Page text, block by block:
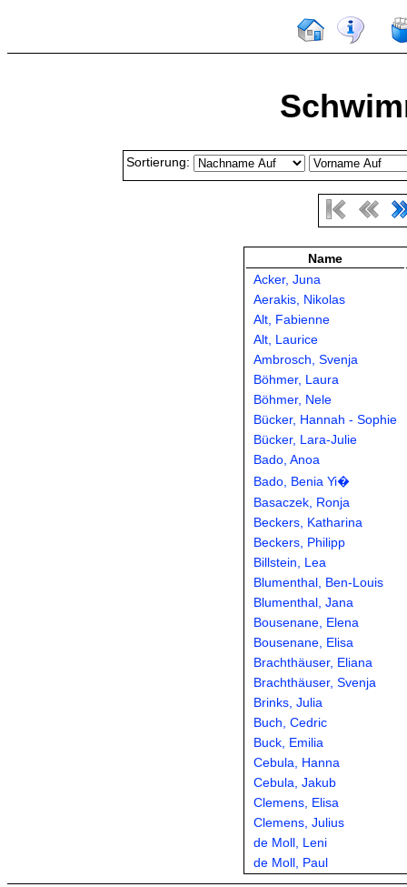
Sortierung:
Name
Acker, Juna
Aerakis, Nikolas
Alt, Fabienne
Alt, Laurice
Ambrosch, Svenja
Böhmer, Laura
Böhmer, Nele
Bücker, Hannah - Sophie
Bücker, Lara-Julie
Bado, Anoa
Bado, Benia Yi�
Basaczek, Ronja
Beckers, Katharina
Beckers, Philipp
Billstein, Lea
Blumenthal, Ben-Louis
Blumenthal, Jana
Bousenane, Elena
Bousenane, Elisa
Brachthäuser, Eliana
Brachthäuser, Svenja
Brinks, Julia
Buch, Cedric
Buck, Emilia
Cebula, Hanna
Cebula, Jakub
Clemens, Elisa
Clemens, Julius
de Moll, Leni
de Moll, Paul